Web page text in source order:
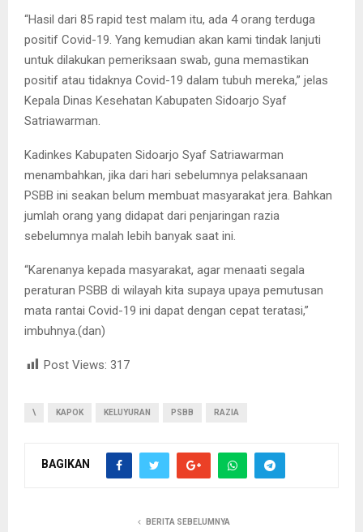
“Hasil dari 85 rapid test malam itu, ada 4 orang terduga
positif Covid-19. Yang kemudian akan kami tindak lanjuti
untuk dilakukan pemeriksaan swab, guna memastikan
positif atau tidaknya Covid-19 dalam tubuh mereka,” jelas
Kepala Dinas Kesehatan Kabupaten Sidoarjo Syaf
Satriawarman.
Kadinkes Kabupaten Sidoarjo Syaf Satriawarman
menambahkan, jika dari hari sebelumnya pelaksanaan
PSBB ini seakan belum membuat masyarakat jera. Bahkan
jumlah orang yang didapat dari penjaringan razia
sebelumnya malah lebih banyak saat ini.
“Karenanya kepada masyarakat, agar menaati segala
peraturan PSBB di wilayah kita supaya upaya pemutusan
mata rantai Covid-19 ini dapat dengan cepat teratasi,”
imbuhnya.(dan)
Post Views: 317
\ KAPOK KELUYURAN PSBB RAZIA
BAGIKAN
BERITA SEBELUMNYA